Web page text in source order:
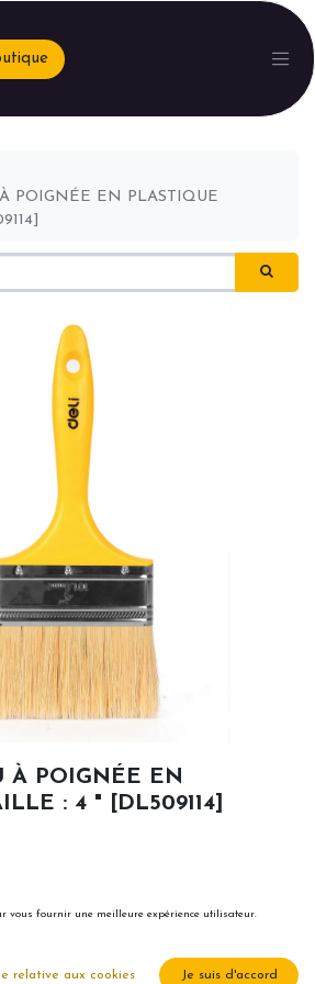
POIGNÉE EN PLASTIQUE
À POIGNÉE EN
: 4 " [DL509114]
vous fournir une meilleure expérience utilisateur.
relative aux cookies Je suis d'accord